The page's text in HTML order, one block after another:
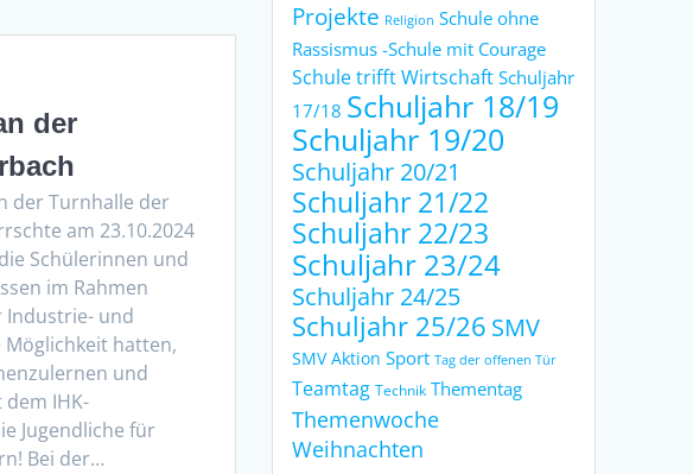
der
der Turnhalle der
am 23.10.2024
Schülerinnen und
im Rahmen
Industrie- und
Möglichkeit hatten,
und
IHK-
Jugendliche für
Bei der…
Projekte Religion Schule ohne
Rassismus -Schule mit Courage
Schule trifft Wirtschaft Schuljahr
17/18 Schuljahr 18/19
Schuljahr 19/20
Schuljahr 20/21
Schuljahr 21/22
Schuljahr 22/23
Schuljahr 23/24
Schuljahr 24/25
Schuljahr 25/26 SMV
SMV Aktion Sport Tag der offenen Tür
Teamtag Technik Thementag
Themenwoche
Weihnachten